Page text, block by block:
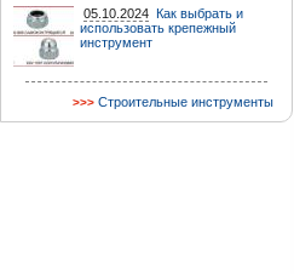
05.10.2024 Как выбрать и
использовать крепежный
инструмент
Строительные инструменты